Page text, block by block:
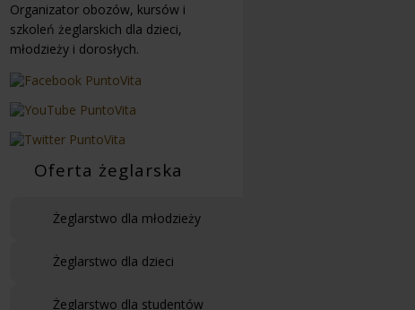
Organizator obozów, kursów i
szkoleń żeglarskich dla dzieci,
młodzieży i dorosłych.
Oferta żeglarska
Żeglarstwo dla młodzieży
Żeglarstwo dla dzieci
Żeglarstwo dla studentów